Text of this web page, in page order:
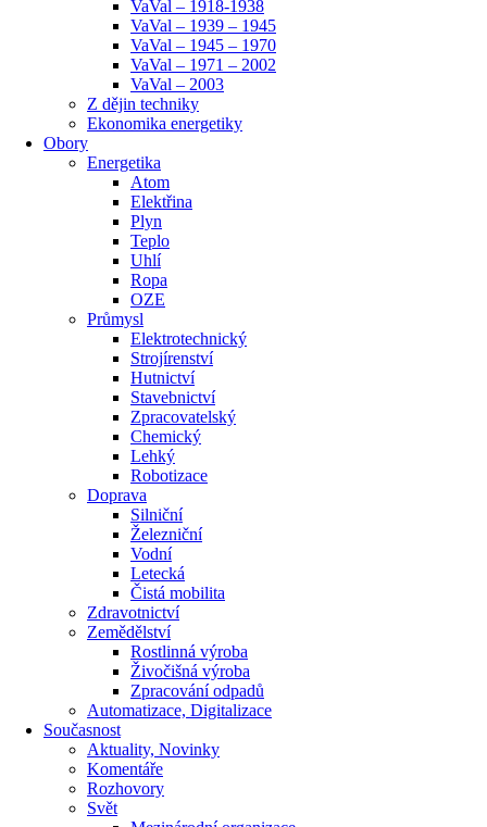
VaVal – 1918-1938
VaVal – 1939 – 1945
VaVal – 1945 – 1970
VaVal – 1971 – 2002
VaVal – 2003
Z dějin techniky
Ekonomika energetiky
Obory
Energetika
Atom
Elektřina
Plyn
Teplo
Uhlí
Ropa
OZE
Průmysl
Elektrotechnický
Strojírenství
Hutnictví
Stavebnictví
Zpracovatelský
Chemický
Lehký
Robotizace
Doprava
Silniční
Železniční
Vodní
Letecká
Čistá mobilita
Zdravotnictví
Zemědělství
Rostlinná výroba
Živočišná výroba
Zpracování odpadů
Automatizace, Digitalizace
Současnost
Aktuality, Novinky
Komentáře
Rozhovory
Svět